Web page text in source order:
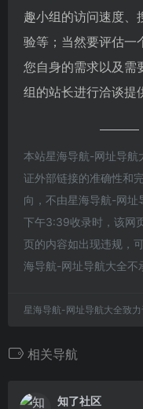
趣小组的访问速度、
验等；当然要评估一
您自身的需求以及需
组的站长进行洽谈提
本站星海导航-网址导航
证外部链接的准确性和
向，不由星海导航-网
下午3:39收录时，该网
页的内容如出现违规，
海导航-网址导航大全不
星海导航-网址导航大全致
相关导航
知了社区